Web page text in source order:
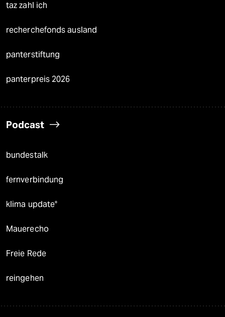
taz zahl ich
recherchefonds ausland
panterstiftung
panterpreis 2026
Podcast
bundestalk
fernverbindung
klima update°
Mauerecho
Freie Rede
reingehen